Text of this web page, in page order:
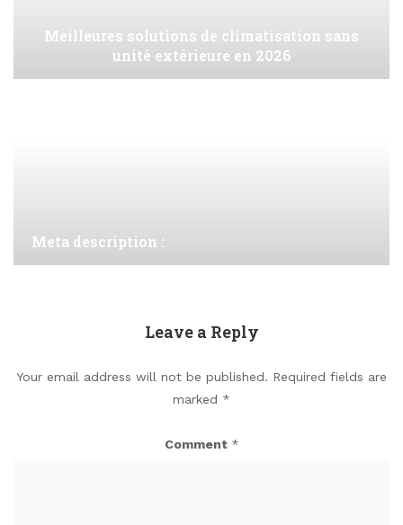
Meilleures solutions de climatisation sans
unité extérieure en 2026
Meta description :
Leave a Reply
Your email address will not be published. Required fields are
marked *
Comment *